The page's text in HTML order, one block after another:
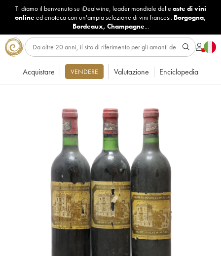
Ti diamo il benvenuto su iDealwine, leader mondiale delle aste di vini
onlineed enoteca con un'ampia selezione di vini francesi: Borgogna,
Bordeaux, Champagne...
Acquistare VENDERE Valutazione Enciclopedia